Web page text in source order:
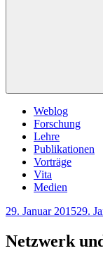
Weblog
Forschung
Lehre
Publikationen
Vorträge
Vita
Medien
Veröffentlicht
29. Januar 201529.
Netzwerk